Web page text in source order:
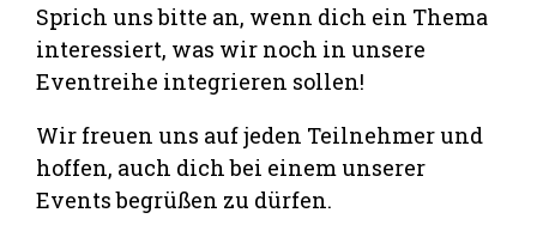
Sprich uns bitte an, wenn dich ein Thema
interessiert, was wir noch in unsere
Eventreihe integrieren sollen!
Wir freuen uns auf jeden Teilnehmer und
hoffen, auch dich bei einem unserer
Events begrüßen zu dürfen.